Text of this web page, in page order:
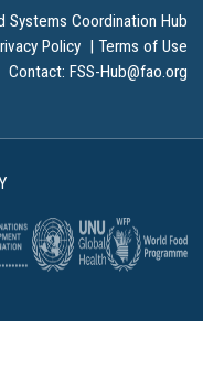
Systems Coordination Hub
Policy | Terms of Use
Contact: FSS-Hub@fao.org